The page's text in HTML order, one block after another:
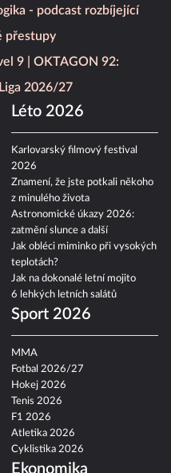
- podcast rozbíjející
přestupy
9
OKTAGON 92:
2026/27
Léto 2026
Karlovarský filmový festival
2026
Znamení, že jste potkali někoho
z minulého života
Astronomické úkazy 2026:
zatmění slunce a další
Jak obléci miminko při vysokých
teplotách?
Jak na dokonalé letní mojito
6 lehkých letních salátů
Sport 2026
MMA
Fotbal 2026/27
Hokej 2026
Tenis 2026
F1 2026
Atletika 2026
Cyklistika 2026
Ekonomika